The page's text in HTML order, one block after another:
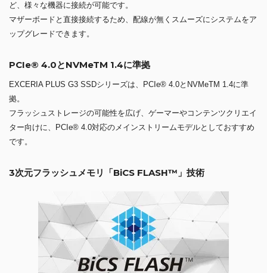
ど、様々な機器に接続が可能です。
マザーボードと直接接続するため、配線が無くスムーズにシステムをア
ップグレードできます。
PCIe® 4.0とNVMeTM 1.4に準拠
EXCERIA PLUS G3 SSDシリーズは、PCIe® 4.0とNVMeTM 1.4に準
拠。
フラッシュストレージの可能性を広げ、ゲーマーやコンテンツクリエイ
ター向けに、PCIe® 4.0対応のメインストリームモデルとしておすすめ
です。
3次元フラッシュメモリ「BiCS FLASH™」技術